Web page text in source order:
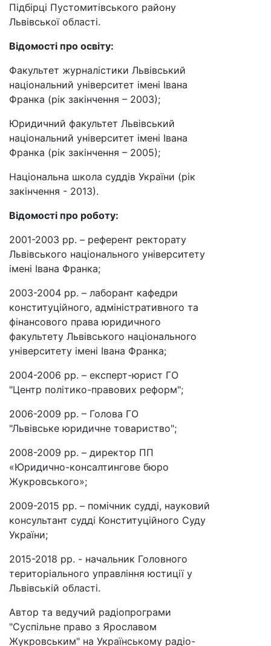
Підбірці Пустомитівського району
Львівської області.
Відомості про освіту:
Факультет журналістики Львівський
національний університет імені Івана
Франка (рік закінчення – 2003);
Юридичний факультет Львівський
національний університет імені Івана
Франка (рік закінчення – 2005);
Національна школа суддів України (рік
закінчення - 2013).
Відомості про роботу:
2001-2003 рр. – референт ректорату
Львівського національного університету
імені Івана Франка;
2003-2004 рр. – лаборант кафедри
конституційного, адміністративного та
фінансового права юридичного
факультету Львівського національного
університету імені Івана Франка;
2004-2006 рр. – експерт-юрист ГО
"Центр політико-правових реформ";
2006-2009 рр. – Голова ГО
"Львівське юридичне товариство";
2008-2009 рр. – директор ПП
«Юридично-консалтингове бюро
Жукровського»;
2009-2015 рр. – помічник судді, науковий
консультант судді Конституційного Суду
України;
2015-2018 рр. - начальник Головного
територіального управління юстиції у
Львівській області.
Автор та ведучий радіопрограми
"Суспільне право з Ярославом
Жукровським" на Українському радіо-